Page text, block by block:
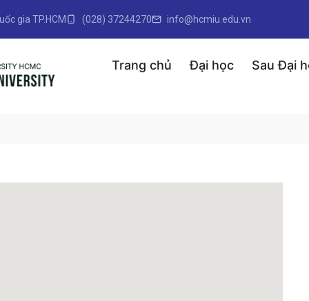
gia TP.HCM (028) 37244270 info@hcmiu.edu.vn
Trang chủ Đại học Sau Đại